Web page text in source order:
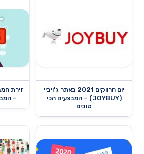
יום הרווקים 2021 באתר ג'ויביי
(JOYBUY) – המבצעים הכי
טובים
–